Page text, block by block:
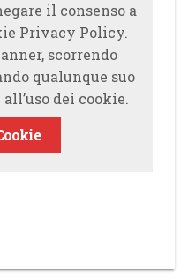
il consenso a
Privacy Policy.
scorrendo
qualunque suo
dei cookie.